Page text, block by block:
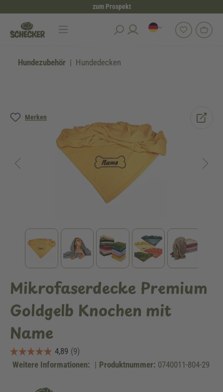
zum Prospekt
Hundezubehör Hundedecken
Merken
Bildergalerie überspringen
Mikrofaserdecke Premium
Goldgelb Knochen mit
Name
Weitere Informationen: | Produktnummer: 0740011-804-29